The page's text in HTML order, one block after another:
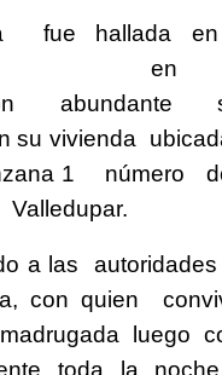
fue hallada en
abundante
su vivienda
1 número
a las
con quien
luego
toda la